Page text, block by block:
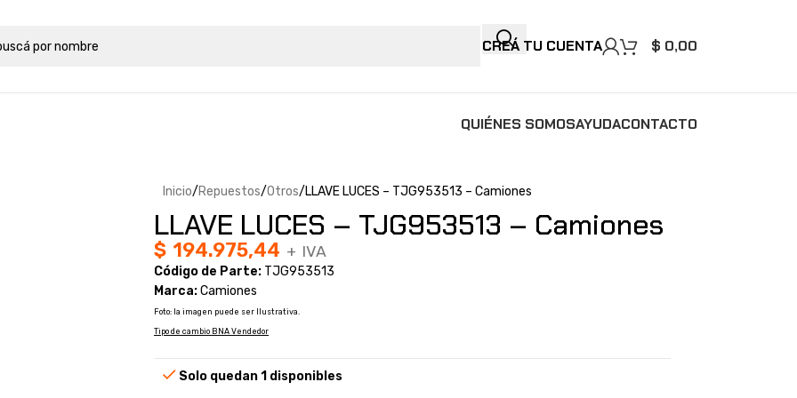
CREÁ TU CUENTA $ 0,00
QUIÉNES SOMOSAYUDACONTACTO
Inicio Repuestos Otros LLAVE LUCES – TJG953513 – Camiones
LLAVE LUCES – TJG953513 – Camiones
$ 194.975,44 + IVA
Código de Parte: TJG953513
Marca:Camiones
Foto: la imagen puede ser Ilustrativa.
Tipo de cambio BNA Vendedor
Solo quedan 1 disponibles